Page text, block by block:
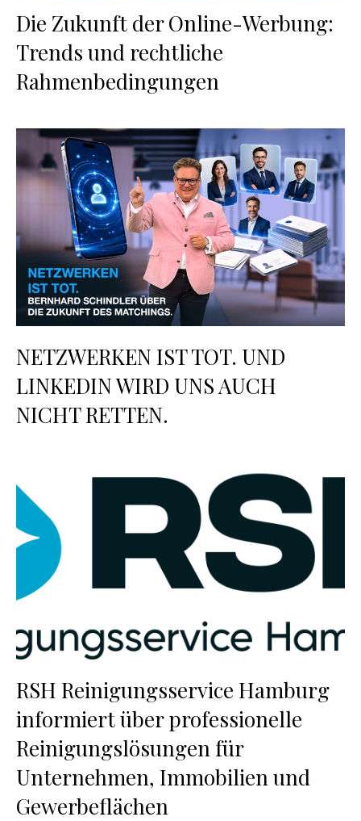
Die Zukunft der Online-Werbung:
Trends und rechtliche
Rahmenbedingungen
NETZWERKEN IST TOT. UND
LINKEDIN WIRD UNS AUCH
NICHT RETTEN.
RSH Reinigungsservice Hamburg
informiert über professionelle
Reinigungslösungen für
Unternehmen, Immobilien und
Gewerbeflächen